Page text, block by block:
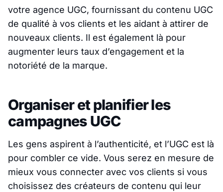
votre agence UGC, fournissant du contenu UGC
de qualité à vos clients et les aidant à attirer de
nouveaux clients. Il est également là pour
augmenter leurs taux d’engagement et la
notoriété de la marque.
Organiser et planifier les
campagnes UGC
Les gens aspirent à l’authenticité, et l’UGC est là
pour combler ce vide. Vous serez en mesure de
mieux vous connecter avec vos clients si vous
choisissez des créateurs de contenu qui leur